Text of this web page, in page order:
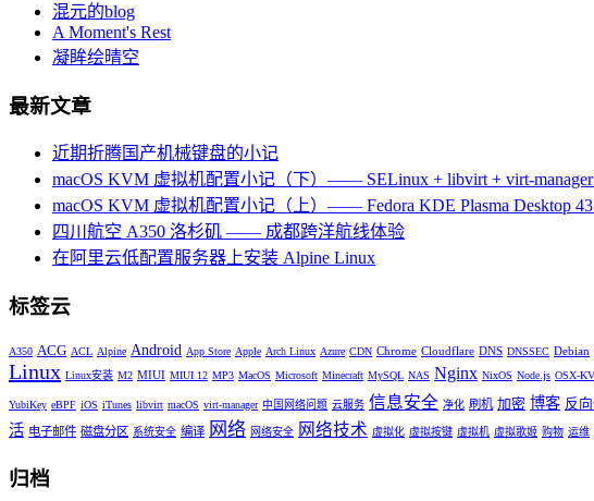
混元的blog
A Moment's Rest
凝眸绘晴空
最新文章
近期折腾国产机械键盘的小记
macOS KVM 虚拟机配置小记（下）—— SELinux + libvirt + virt-
macOS KVM 虚拟机配置小记（上）—— Fedora KDE Plasma Desktop
四川航空 A350 洛杉矶 —— 成都跨洋航线体验
在阿里云低配置服务器上安装 Alpine Linux
标签云
A350 ACG ACL Alpine Android App Store Apple Arch Linux Azure CDN Chrome Cloudflare DNS DNSSEC Debian
Linux Linux安装 M2 MIUI MIUI 12 MP3 MacOS Microsoft Minecraft MySQL NAS Nginx NixOS Node.js OSX-
YubiKey eBPF iOS iTunes libvirt macOS virt-manager 中国网络问题 云服务 信息安全 净化 刷机 加密 博客 反
活 电子邮件 磁盘分区 系统安全 编译 网络 网络安全 网络技术 虚拟化 虚拟按键 虚拟机 虚拟歌姬 购物 运维
归档